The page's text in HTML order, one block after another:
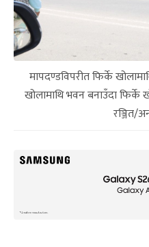
मापदण्डविपरीत फिर्के
खोलामाथि भवन बनाउँदा फिर्के
रञ्जित/